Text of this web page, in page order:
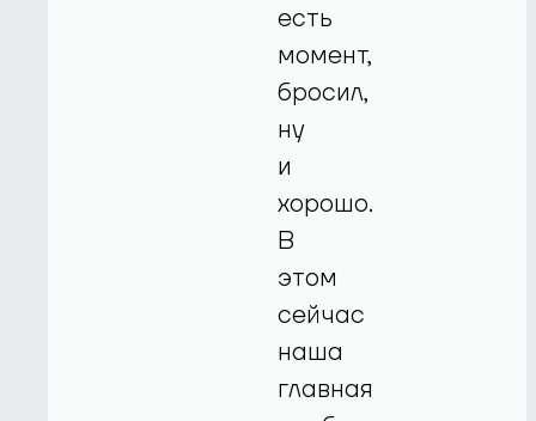
есть
момент,
бросил,
ну
и
хорошо.
В
этом
сейчас
наша
главная